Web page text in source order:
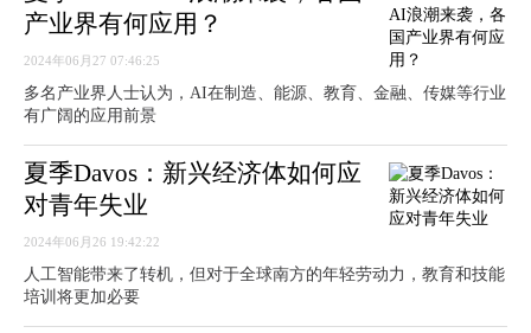
产业界有何应用？
2024年06月27 07:46:25
多名产业界人士认为，AI在制造、能源、教育、金融、传媒等行业
有广阔的应用前景
夏季Davos：新兴经济体如何应
对青年失业
2024年06月26 19:42:22
人工智能带来了转机，但对于全球南方的年轻劳动力，教育和技能
培训将更加必要